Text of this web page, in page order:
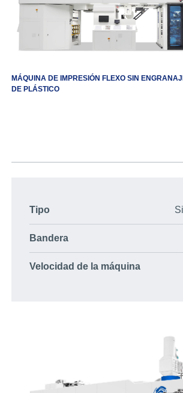
MÁQUINA DE IMPRESIÓN FLEXO SIN
DE PLÁSTICO
Tipo
Bandera
Velocidad de la máquina